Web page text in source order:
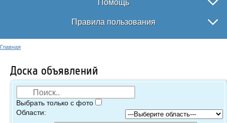
Помощь
Правила пользования
Главная
Доска объявлений
Выбрать только с фото
Области: